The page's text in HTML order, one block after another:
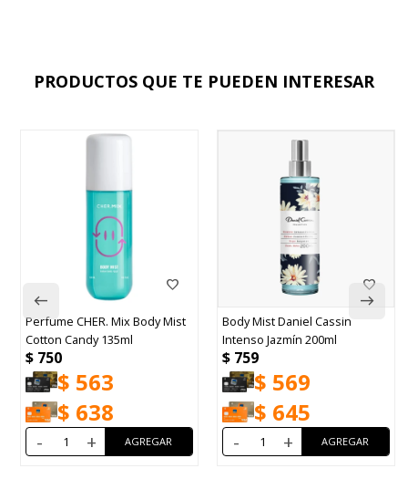
PRODUCTOS QUE TE PUEDEN INTERESAR
Body Mist Daniel Cassin
Intenso Jazmín 200ml
$ 759
$ 569
$ 645
- +
Perfume Wonder Bliss EDT
50ml
$ 790
$ 593
$ 672
- +